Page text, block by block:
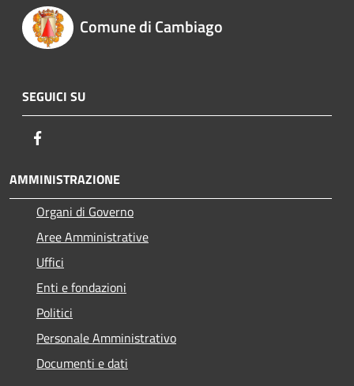
Comune di Cambiago
SEGUICI SU
AMMINISTRAZIONE
Organi di Governo
Aree Amministrative
Uffici
Enti e fondazioni
Politici
Personale Amministrativo
Documenti e dati